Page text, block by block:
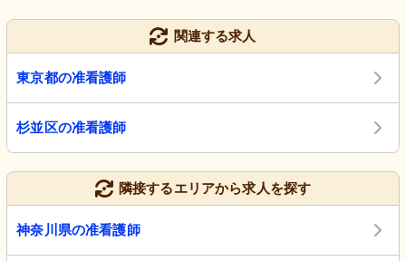
関連する求人
東京都の准看護師
杉並区の准看護師
隣接するエリアから求人を探す
神奈川県の准看護師